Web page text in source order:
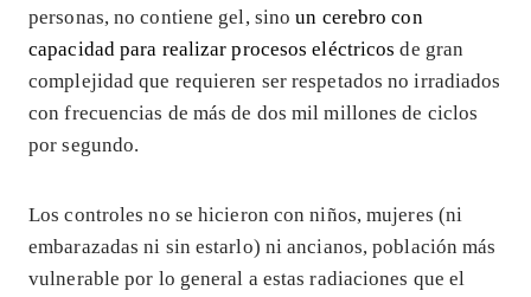
personas, no contiene gel, sinoun cerebro con
capacidad para realizar procesos eléctricos de gran
complejidad que requieren ser respetados no irradiados
con frecuencias de más de dos mil millones de ciclos
por segundo.
Los controles no se hicieron con niños, mujeres (ni
embarazadas ni sin estarlo) ni ancianos, población más
vulnerable por lo general a estas radiaciones que el